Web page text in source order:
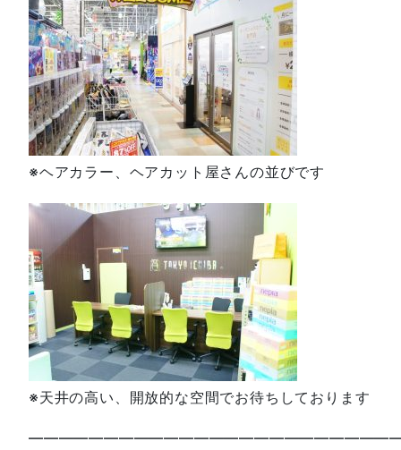
※ヘアカラー、ヘアカット屋さんの並びです
※天井の高い、開放的な空間でお待ちしております